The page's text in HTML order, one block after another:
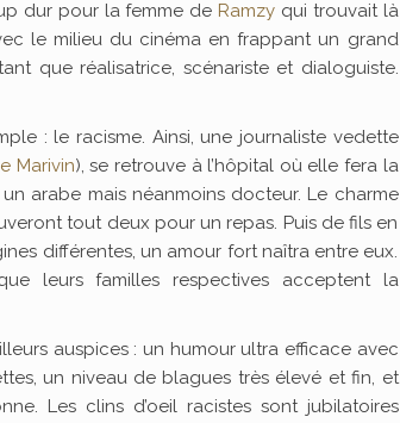
dur pour la femme de Ramzy qui trouvait là
le milieu du cinéma en frappant un grand
que réalisatrice, scénariste et dialoguiste.
: le racisme. Ainsi, une journaliste vedette
Marivin), se retrouve à l’hôpital où elle fera la
un arabe mais néanmoins docteur. Le charme
tout deux pour un repas. Puis de fils en
différentes, un amour fort naîtra entre eux.
leurs familles respectives acceptent la
auspices : un humour ultra efficace avec
un niveau de blagues très élevé et fin, et
Les clins d’oeil racistes sont jubilatoires